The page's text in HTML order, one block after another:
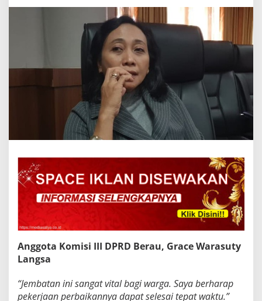
Anggota Komisi III DPRD Berau, Grace Warasuty
Langsa
“Jembatan ini sangat vital bagi warga. Saya berharap
pekerjaan perbaikannya dapat selesai tepat waktu.”